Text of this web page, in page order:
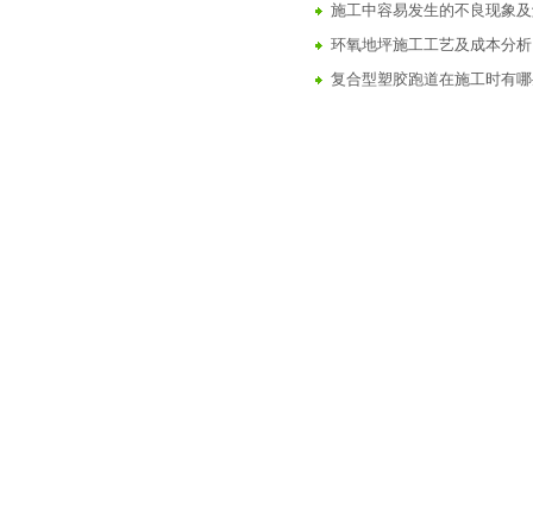
施工中容易发生的不良现象
环氧地坪施工工艺及成本分析
复合型塑胶跑道在施工时有